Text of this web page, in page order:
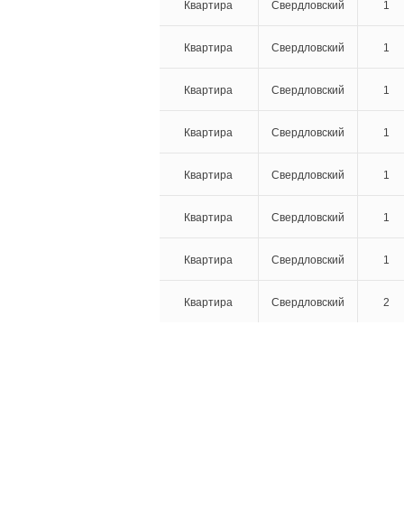
Квартира Свердловский 1
Квартира Свердловский 1
Квартира Свердловский 1
Квартира Свердловский 1
Квартира Свердловский 1
Квартира Свердловский 1
Квартира Свердловский 1
Квартира Свердловский 2